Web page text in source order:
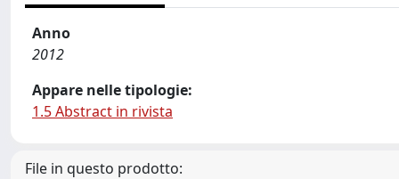
Anno
2012
Appare nelle tipologie:
1.5 Abstract in rivista
File in questo prodotto: